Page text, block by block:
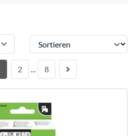
Sortieren
2 … 8